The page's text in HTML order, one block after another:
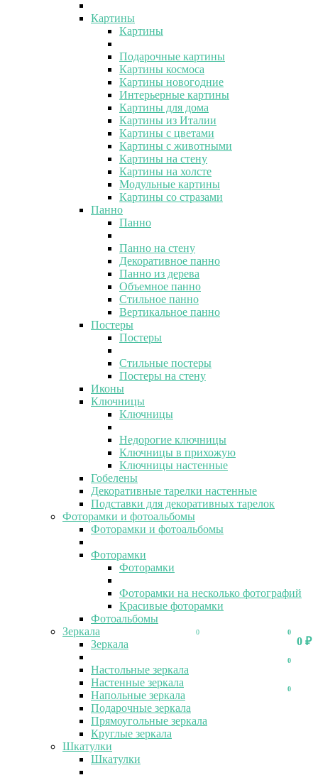
0
0 ₽
0
0
0
Картины
Картины
Подарочные картины
Картины космоса
Картины новогодние
Интерьерные картины
Картины для дома
Картины из Италии
Картины с цветами
Картины с животными
Картины на стену
Картины на холсте
Модульные картины
Картины со стразами
Панно
Панно
Панно на стену
Декоративное панно
Панно из дерева
Объемное панно
Стильное панно
Вертикальное панно
Постеры
Постеры
Стильные постеры
Постеры на стену
Иконы
Ключницы
Ключницы
Недорогие ключницы
Ключницы в прихожую
Ключницы настенные
Гобелены
Декоративные тарелки настенные
Подставки для декоративных тарелок
Фоторамки и фотоальбомы
Фоторамки и фотоальбомы
Фоторамки
Фоторамки
Фоторамки на несколько фотографий
Красивые фоторамки
Фотоальбомы
Зеркала
Зеркала
Настольные зеркала
Настенные зеркала
Напольные зеркала
Подарочные зеркала
Прямоугольные зеркала
Круглые зеркала
Шкатулки
Шкатулки